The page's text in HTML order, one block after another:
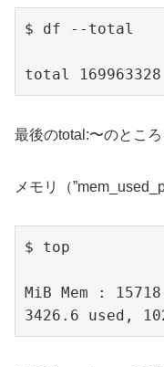
$ df --total
total 169963328
最後のtotal:〜のとこ
メモリ（
$ top
MiB Mem :
3426.6 used,